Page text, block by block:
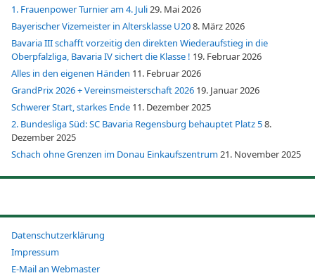
1. Frauenpower Turnier am 4. Juli29. Mai 2026
Bayerischer Vizemeister in Altersklasse U208. März 2026
Bavaria III schafft vorzeitig den direkten Wiederaufstieg in die
Oberpfalzliga, Bavaria IV sichert die Klasse ! 19. Februar 2026
Alles in den eigenen Händen 11. Februar 2026
GrandPrix 2026 + Vereinsmeisterschaft 2026 19. Januar 2026
Schwerer Start, starkes Ende 11. Dezember 2025
2. Bundesliga Süd: SC Bavaria Regensburg behauptet Platz 58.
Dezember 2025
Schach ohne Grenzen im Donau Einkaufszentrum21. November 2025
Datenschutzerklärung
Impressum
E-Mail an Webmaster